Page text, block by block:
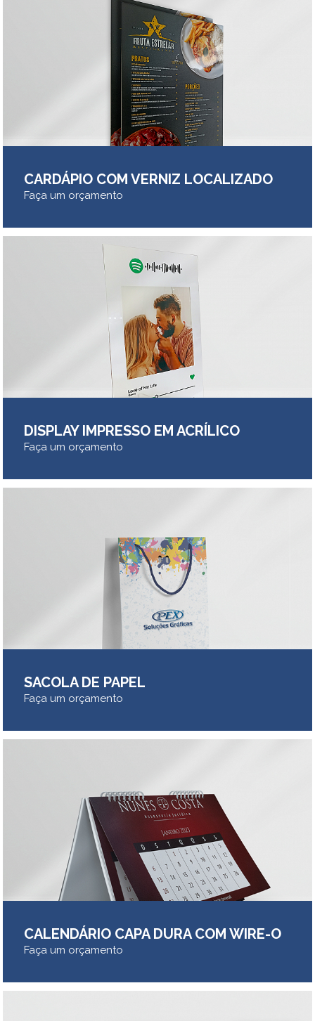
CARDÁPIO COM VERNIZ LOCALIZADO
Faça um orçamento
DISPLAY IMPRESSO EM ACRÍLICO
Faça um orçamento
SACOLA DE PAPEL
Faça um orçamento
CALENDÁRIO CAPA DURA COM WIRE-O
Faça um orçamento